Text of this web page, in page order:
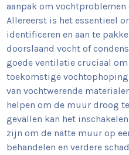
aanpak om
Allereerst is het essentieel
identificeren en aan te
doorslaand vocht of
goede ventilatie cruciaal
toekomstige
van vochtwerende
helpen om de muur droog
gevallen kan het
zijn om de natte muur op
behandelen en verdere